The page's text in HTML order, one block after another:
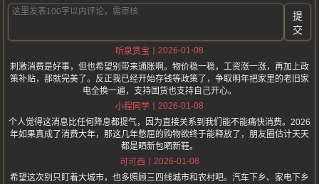
提
交
听泉赏宝
2026-01-08
刺激消费是好事，但也希望别带来通胀啊。物价稳一稳，工资涨一涨，再加上政
策补贴，那就完美了。反正我已经开始存钱等政策了，争取明年把家里的老旧家
电全换一遍，支持国货也支持自己开心。
小程同学
2026-01-08
个人觉得这消息比任何降息都提气，因为直接关系到我们能不能痛快消费。2026
年如果真成了消费大年，那这几年憋屈的购物欲终于能释放了，朋友圈估计天天
都是晒新包晒新鞋。
可可西
2026-01-08
希望这次别只盯着大城市，也多照顾三四线城市和农村吧。汽车下乡、家电下乡